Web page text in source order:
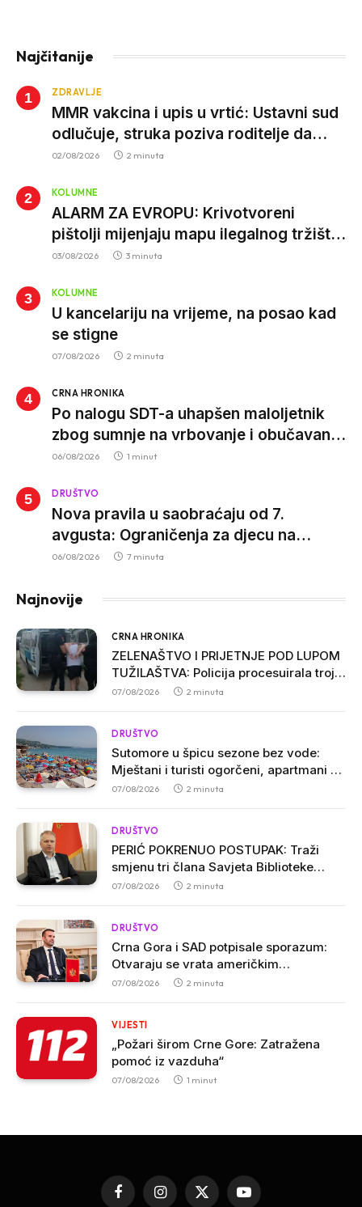
Najčitanije
ZDRAVLJE
MMR vakcina i upis u vrtić: Ustavni sud
odlučuje, struka poziva roditelje da
vjeruju nauci
02/08/2026 2 minuta
KOLUMNE
ALARM ZA EVROPU: Krivotvoreni
pištolji mijenjaju mapu ilegalnog tržišta,
istrage ukazuju na proizvodnju van EU
03/08/2026 3 minuta
KOLUMNE
U kancelariju na vrijeme, na posao kad
se stigne
07/08/2026 2 minuta
CRNA HRONIKA
Po nalogu SDT-a uhapšen maloljetnik
zbog sumnje na vrbovanje i obučavanje
za izvršenje terorističkih djela
06/08/2026 1 minut
DRUŠTVO
Nova pravila u saobraćaju od 7.
avgusta: Ograničenja za djecu na
trotinetima i mlade vozače, veće kazne
06/08/2026 7 minuta
Najnovije
CRNA HRONIKA
ZELENAŠTVO I PRIJETNJE POD LUPOM
TUŽILAŠTVA: Policija procesuirala troje
osumnjičenih u Ulcinju
07/08/2026 2 minuta
DRUŠTVO
Sutomore u špicu sezone bez vode:
Mještani i turisti ogorčeni, apartmani se
prazne zbog višesatnih restrikcija
07/08/2026 2 minuta
DRUŠTVO
PERIĆ POKRENUO POSTUPAK: Traži
smjenu tri člana Savjeta Biblioteke
„Radosav Ljumović“ zbog inicijative o
07/08/2026 2 minuta
DRUŠTVO
Crna Gora i SAD potpisale sporazum:
Otvaraju se vrata američkim
investicijama i tehnologijama
07/08/2026 2 minuta
VIJESTI
„Požari širom Crne Gore: Zatražena
pomoć iz vazduha“
07/08/2026 1 minut
FacebookInstagram
X YouTube